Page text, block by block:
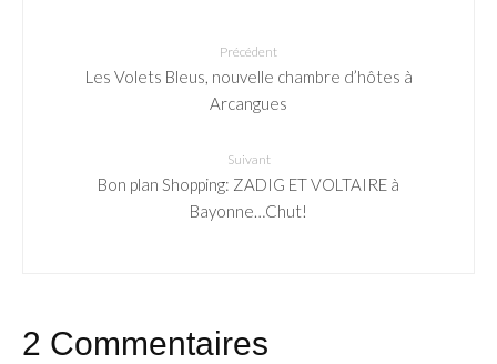
Précédent
Les Volets Bleus, nouvelle chambre d’hôtes à
Arcangues
Suivant
Bon plan Shopping: ZADIG ET VOLTAIRE à
Bayonne…Chut!
2 Commentaires